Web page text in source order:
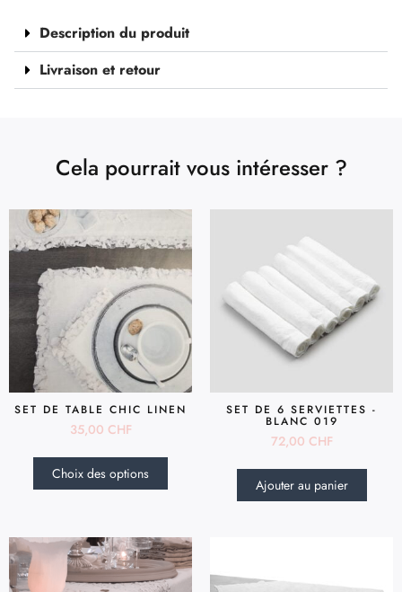
Description du produit
Livraison et retour
Cela pourrait vous intéresser ?
SET DE TABLE CHIC LINEN
35,00 CHF
Choix des options
SET DE 6 SERVIETTES -
BLANC 019
72,00 CHF
Ajouter au panier